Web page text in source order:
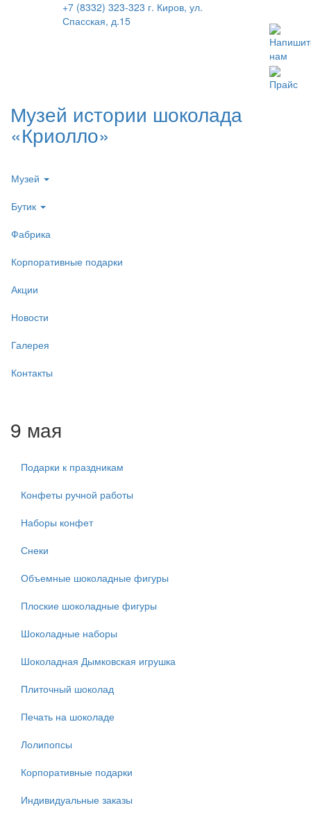
+7 (8332) 323-323 г. Киров, ул.
Спасская, д.15
нам
Прайс
Музей истории шоколада
«Криолло»
Музей
Бутик
Фабрика
Корпоративные подарки
Акции
Новости
Галерея
Контакты
9 мая
Подарки к праздникам
Конфеты ручной работы
Наборы конфет
Снеки
Объемные шоколадные фигуры
Плоские шоколадные фигуры
Шоколадные наборы
Шоколадная Дымковская игрушка
Плиточный шоколад
Печать на шоколаде
Лолипопсы
Корпоративные подарки
Индивидуальные заказы